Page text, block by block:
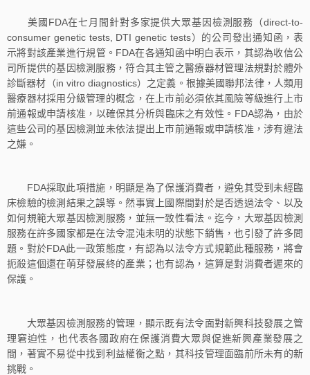
美國FDA在七月間針對多家提供大眾基因檢測服務（direct-to-
consumer genetic tests, DTI genetic tests）的公司發出通知函，表
示將對該產業進行規管。FDA在各通知函中明白表示，其認為收信公
司所提供的基因檢測服務，符合其主管之醫療器材管理法規對於體外
診斷器材（in vitro diagnostics）之定義。根據美國聯邦法律，人類用
醫療器材採用分級管理的概念，在上市前必須依其風險等級進行上市
前通報或申請核准，以確保其分析與臨床之有效性。FDA認為，由於
這些公司的基因檢測並未依法提出上市前通報或申請核准，涉有違法
之嫌。
FDA採取此項措施，明顯是為了保護消費者，避免其受到未經臨
床檢驗的檢測結果之誤導。然事實上國際間對於是否透過法令、以及
如何規範大眾基因檢測服務，並無一致性看法。迄今，大眾基因檢測
服務在許多國家都是在法令混沌未明的狀態下銷售，也引發了許多問
題。對於FDA此一政策態度，有認為以法令方式規範此種服務，將會
扼殺這個還在萌芽發展終的產業；也有認為，這算是對消費者遲來的
保護。
大眾基因檢測服務的管理，顯示既有法令面對新興科技發展之管
理窘迫性，也代表各國政府在保護消費大眾與促進新興產業發展之
間，著實不易從中找到利益權衡之點，其科技管理面臨前所未有的新
挑戰。